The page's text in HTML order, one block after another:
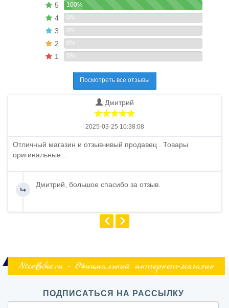
5 100%
4 0%
3 0%
2 0%
1 0%
Посмотреть все отзывы
Дмитрий
2025-03-25 10:38:08
Отличный магазин и отзывчивый продавец . Товары
оригинальные...
Дмитрий, большое спасибо за отзыв.
NiceBike.ru - Официальный интернет-магазин
ПОДПИСАТЬСЯ НА РАССЫЛКУ